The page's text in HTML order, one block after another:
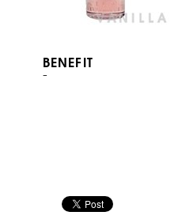
BENEFIT
-